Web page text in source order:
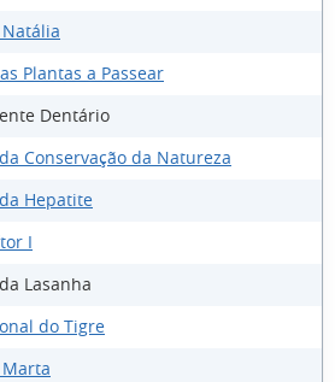
Plantas a Passear
Dentário
Conservação da Natureza
Hepatite
I
Lasanha
do Tigre